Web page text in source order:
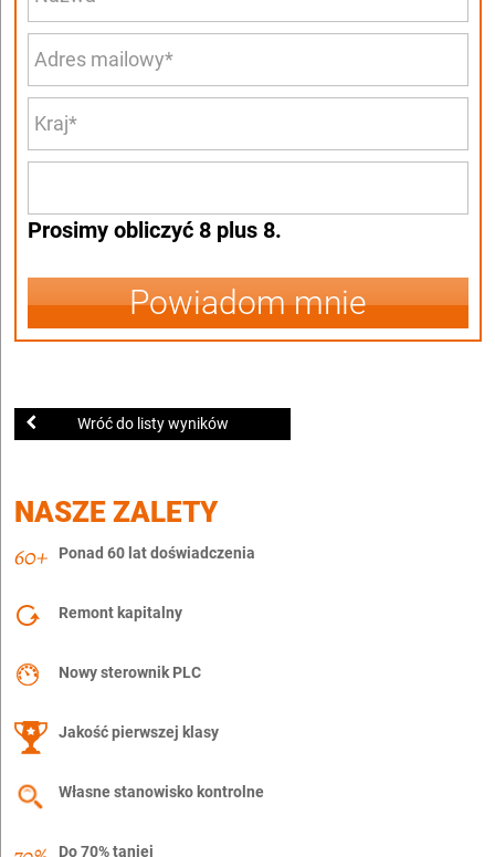
Prosimy obliczyć 8 plus 8.
Powiadom mnie
Wróć do listy wyników
NASZE ZALETY
Ponad 60 lat doświadczenia
Remont kapitalny
Nowy sterownik PLC
Jakość pierwszej klasy
Własne stanowisko kontrolne
Do 70% taniej